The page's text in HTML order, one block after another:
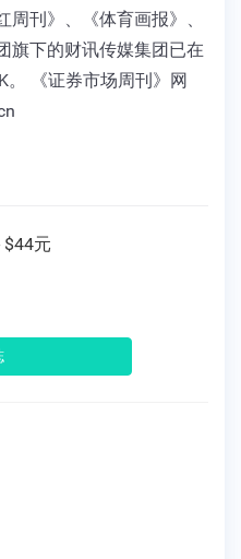
周刊》、《体育画报》、
旗下的财讯传媒集团已在
。 《证券市场周刊》网
$44元